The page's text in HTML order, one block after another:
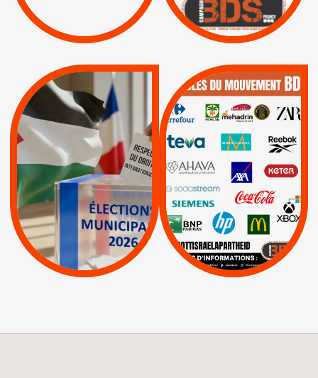
| Pétitions
Lettres d'interpellation
MUNICIPALES 2026 :
JE VOTE POUR LE
RESPECT DU DROIT
INTERNATIONAL EN
PALESTINE
APPELS | Actus |
Espaces Sans
Apartheid
| Lettres d'interpellation
QUE BOYCOTTER ?
BOYCOTT /
AXA BNP | CAF |
Carrefour | HP |
Keter |
Livres et brochures |
Mehadrin | PUMA
Sodastream |
Visuels, tracts,
affiches,...